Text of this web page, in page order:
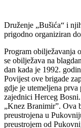
Druženje „Bušića“ i
prigodno organiziran
Program obilježavanja
se obilježava na
dan kada je 1992.
Povijest ove brigade
gdje je utemeljena
zajednici Herceg
„Knez Branimir”. Ova
preustrojena u
preustrojem od